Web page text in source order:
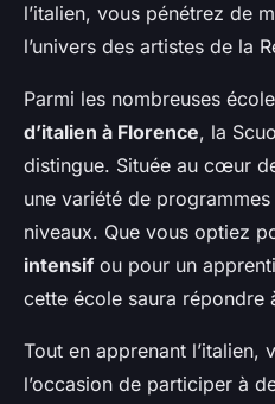
l’italien, vous pénétrez de
l’univers des artistes de la
Parmi les nombreuses
d’italien à Florence, la
distingue. Située au cœur
une variété de
niveaux. Que vous optiez
intensif ou pour un
cette école saura répondre
Tout en apprenant l’italien,
l’occasion de participer à